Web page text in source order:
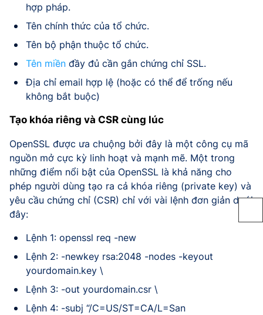
hợp pháp.
Tên chính thức của tổ chức.
Tên bộ phận thuộc tổ chức.
Tên miền đầy đủ cần gắn chứng chỉ SSL.
Địa chỉ email hợp lệ (hoặc có thể để trống nếu
không bắt buộc)
Tạo khóa riêng và CSR cùng lúc
OpenSSL được ưa chuộng bởi đây là một công cụ mã
nguồn mở cực kỳ linh hoạt và mạnh mẽ. Một trong
những điểm nổi bật của OpenSSL là khả năng cho
phép người dùng tạo ra cả khóa riêng (private key) và
yêu cầu chứng chỉ (CSR) chỉ với vài lệnh đơn giản dưới
đây:
Lệnh 1: openssl req -new
Lệnh 2: -newkey rsa:2048 -nodes -keyout
yourdomain.key \
Lệnh 3: -out yourdomain.csr \
Lệnh 4: -subj “/C=US/ST=CA/L=San